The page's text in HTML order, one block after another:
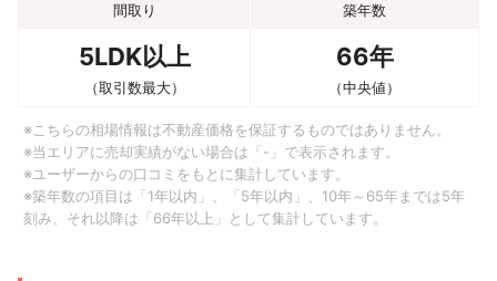
間取り 築年数
5LDK以上
（取引数最大）
66年
（中央値）
※こちらの相場情報は不動産価格を保証するものではありません。
※当エリアに売却実績がない場合は「-」で表示されます。
※ユーザーからの口コミをもとに集計しています。
※築年数の項目は「1年以内」、「5年以内」、10年～65年までは5年
刻み、それ以降は「66年以上」として集計しています。